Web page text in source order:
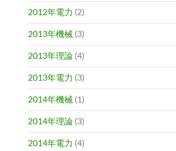
2012年電力 (2)
2013年機械 (3)
2013年理論 (4)
2013年電力 (3)
2014年機械 (1)
2014年理論 (3)
2014年電力 (4)